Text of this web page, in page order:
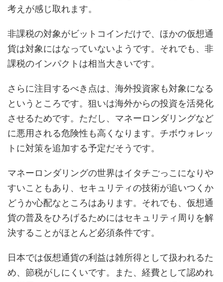
考えが感じ取れます。
非課税の対象がビットコインだけで、ほかの仮想通
貨は対象にはなっていないようです。それでも、非
課税のインパクトは相当大きいです。
さらに注目するべき点は、海外投資家も対象になる
というところです。狙いは海外からの投資を活発化
させるためです。ただし、マネーロンダリングなど
に悪用される危険性も高くなります。チボウォレッ
トに対策を追加する予定だそうです。
マネーロンダリングの世界はイタチごっこになりや
すいこともあり、セキュリティの技術が追いつくか
どうか心配なところはあります。それでも、仮想通
貨の普及をひろげるためにはセキュリティ周りを解
決することがほとんど必須条件です。
日本では仮想通貨の利益は雑所得として扱われるた
め、節税がしにくいです。また、経費として認めれ